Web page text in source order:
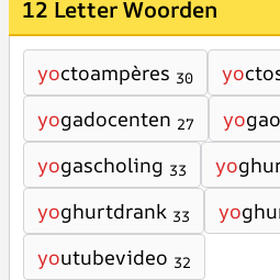
12 Letter Woorden
yoctoampères 30 yo
yogadocenten 27 yo
yogascholing 33 yo
yoghurtdrank 33 yo
youtubevideo 32